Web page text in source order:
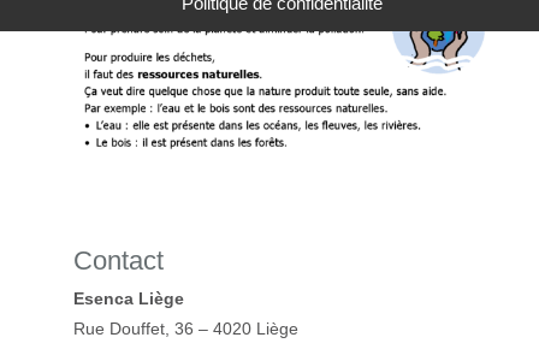
Contact
Esenca Liège
Rue Douffet, 36 – 4020 Liège